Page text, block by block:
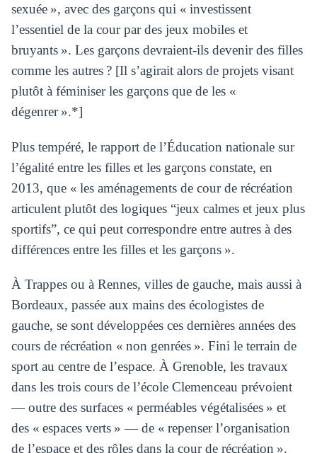
sexuée », avec des garçons qui « investissent
l’essentiel de la cour par des jeux mobiles et
bruyants ». Les garçons devraient-ils devenir des filles
comme les autres ? [Il s’agirait alors de projets visant
plutôt à féminiser les garçons que de les «
dégenrer ».*]
Plus tempéré, le rapport de l’Éducation nationale sur
l’égalité entre les filles et les garçons constate, en
2013, que « les aménagements de cour de récréation
articulent plutôt des logiques “jeux calmes et jeux plus
sportifs”, ce qui peut correspondre entre autres à des
différences entre les filles et les garçons ».
À Trappes ou à Rennes, villes de gauche, mais aussi à
Bordeaux, passée aux mains des écologistes de
gauche, se sont développées ces dernières années des
cours de récréation « non genrées ». Fini le terrain de
sport au centre de l’espace. À Grenoble, les travaux
dans les trois cours de l’école Clemenceau prévoient
— outre des surfaces « perméables végétalisées » et
des « espaces verts » — de « repenser l’organisation
de l’espace et des rôles dans la cour de récréation ».